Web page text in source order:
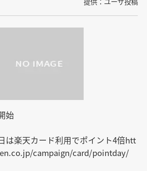
始
は楽天カード利用でポイント4倍htt
campaign/card/pointday/